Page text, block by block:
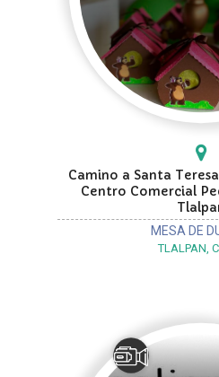
Camino a Santa
Centro Comercial
MESA DE
TLALPAN,